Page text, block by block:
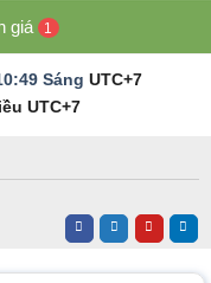
giá 1
Sáng UTC+7
UTC+7